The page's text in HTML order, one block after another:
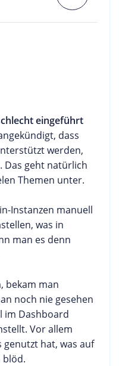
eingeführt
dass
werden,
Das geht natürlich
Themen unter.
Instanzen manuell
was in
man es denn
bekam man
noch nie gesehen
im Dashboard
Vor allem
hat, was auf
blöd.